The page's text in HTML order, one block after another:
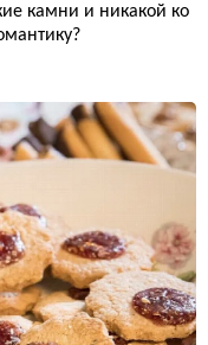
камни и никакой ко